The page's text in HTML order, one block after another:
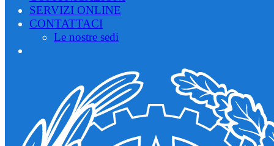
SERVIZI ONLINE
CONTATTACI
Le nostre sedi